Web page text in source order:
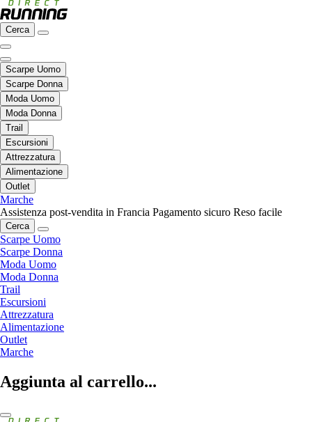
Cerca
Scarpe Uomo
Scarpe Donna
Moda Uomo
Moda Donna
Trail
Escursioni
Attrezzatura
Alimentazione
Outlet
Marche
Assistenza post-vendita in Francia Pagamento sicuro Reso facile
Cerca
Scarpe Uomo
Scarpe Donna
Moda Uomo
Moda Donna
Trail
Escursioni
Attrezzatura
Alimentazione
Outlet
Marche
Aggiunta al carrello...